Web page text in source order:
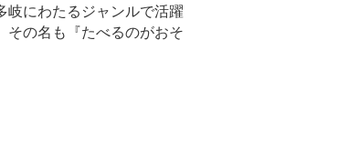
岐にわたるジャンルで活躍
その名も『たべるのがおそ